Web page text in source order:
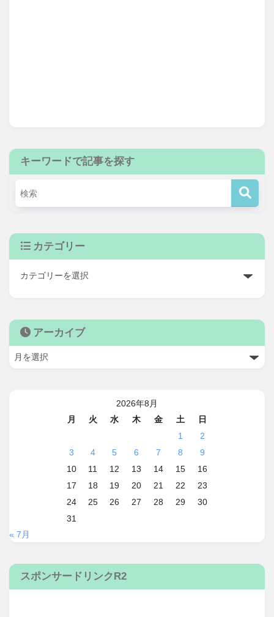
キーワードで記事を探す
カテゴリー
アーカイブ
2026年8月
月
火 水 木 金 土
日
1
2
3
4 5 6 7 8
9
10
11 12 13 14 15
16
17
18 19 20 21 22
23
24
25 26 27 28 29
30
31
« 7月
スポンサードリンクR2